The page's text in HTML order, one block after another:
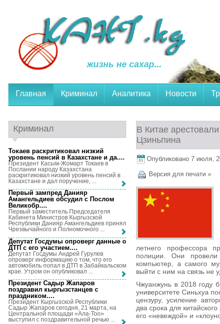
жизнь не сахар...
Главная Криминал Аналитика Новости
В Китае
Цзиньпина
Опубликовано 7 июля,
Версия для печати »
летнего профессора
полиции. Они
компьютер, а самого
выйти с ним на связь не
Чжуанжунь в 2018 году
университете Синьхуа
цензуру, усиление
два срока для
его «невеждой» и
Криминал
Токаев раскритиковал низкий
уровень пенсий в Казахстане и да....
Президент Касым-Жомарт Токаев в
Послании народу Казахстана
раскритиковал низкий уровень пенсий в
Казахстане и дал поручение, ...
Первый зампред Данияр
Амангельдиев обсудил с Послом
Великобр....
Первый заместитель Председателя
Кабинета Министров Кыргызской
Республики Данияр Амангельдиев принял
Чрезвычайного и Полномочного ...
Депутат Госдумы опроверг данные о
ДТП с его участием....
Депутат Госдумы Андрей Гурулев
опроверг информацию о том, что его
автомобиль попал в ДТП в Забайкальском
крае. Утром он опубликовал ...
Президент Садыр Жапаров
поздравил кыргызстанцев с
праздником....
Президент Кыргызской Республики
Садыр Жапаров сегодня, 21 марта, на
Центральной площади «Ала-Тоо»
выступил с поздравительной речью ...